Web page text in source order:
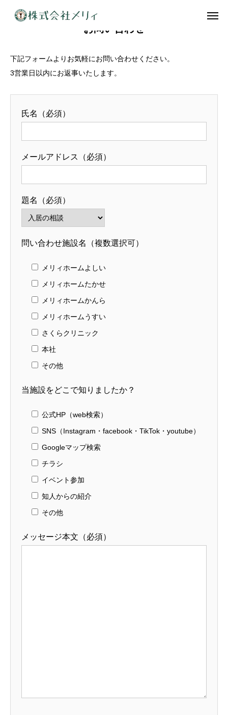
お問い合わせ
下記フォームよりお気軽にお問い合わせください。
3営業日以内にお返事いたします。
氏名（必須）
メールアドレス（必須）
題名（必須）
問い合わせ施設名（複数選択可）
メリィホームよしい
メリィホームたかせ
メリィホームかんら
メリィホームうすい
さくらクリニック
本社
その他
当施設をどこで知りましたか？
公式HP（web検索）
SNS（Instagram・facebook・TikTok・youtube）
Googleマップ検索
チラシ
イベント参加
知人からの紹介
その他
メッセージ本文（必須）
求人情報
施設一覧
料金表
求人情報
資料請求
ブログ
お問い合わせ